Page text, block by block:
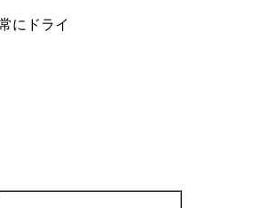
にドライ